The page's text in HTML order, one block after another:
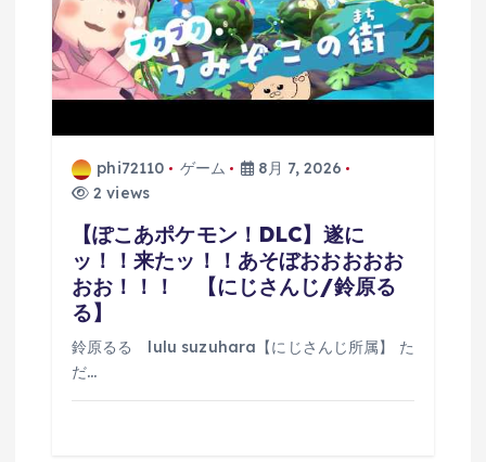
phi72110 ゲーム
8月 7, 2026
2 views
【ぽこあポケモン！DLC】遂に
ッ！！来たッ！！あそぼおおおおお
おお！！！ 【にじさんじ/鈴原る
る】
鈴原るる lulu suzuhara【にじさんじ所属】 た
だ…